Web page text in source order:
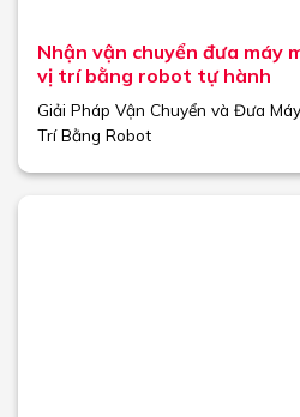
Nhận vận chuyển đưa máy
vị trí bằng robot tự hành
Giải Pháp Vận Chuyển và Đưa
Trí Bằng Robot